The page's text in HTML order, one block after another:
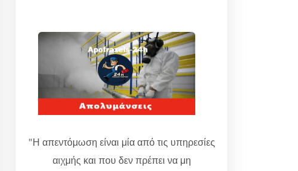
"Η απεντόμωση είναι μία από τις υπηρεσίες
αιχμής και που δεν πρέπει να μη